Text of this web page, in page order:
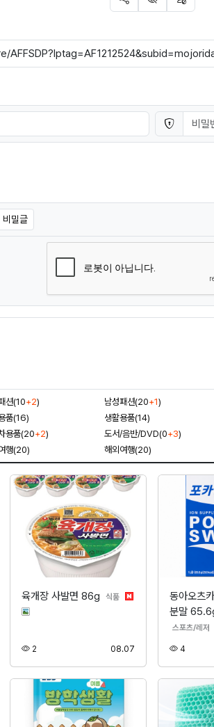
SNS 공유
신고 차단
비밀번호 필
성
비밀글
션(10+2) 남성패션(20+1)
품(16) 생활용품(14)
용품(20+2) 도서/음반/DVD(0+3)
행(20) 해외여행(20)
육개장 사발면 86g 식품분류
2조회 08.07
동아오츠
분말
스포츠/레저
4조회